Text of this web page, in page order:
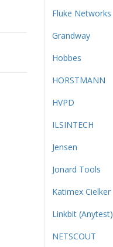
Fluke Networks
Grandway
Hobbes
HORSTMANN
HVPD
ILSINTECH
Jensen
Jonard Tools
Katimex Cielker
Linkbit (Anytest)
NETSCOUT